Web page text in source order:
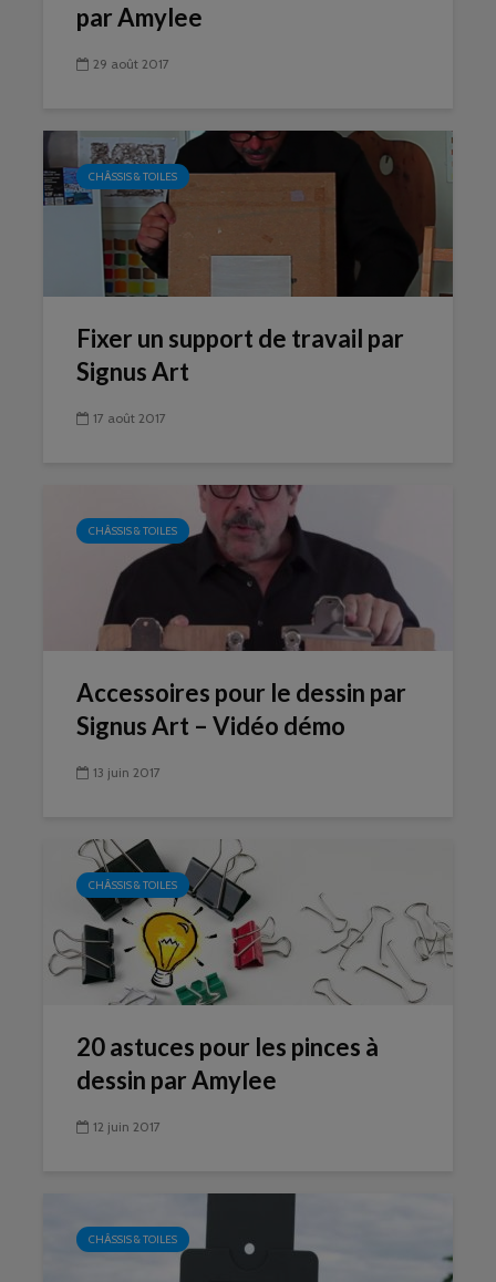
par Amylee
29 août 2017
CHÂSSIS & TOILES
Fixer un support de travail par
Signus Art
17 août 2017
CHÂSSIS & TOILES
Accessoires pour le dessin par
Signus Art – Vidéo démo
13 juin 2017
CHÂSSIS & TOILES
20 astuces pour les pinces à
dessin par Amylee
12 juin 2017
CHÂSSIS & TOILES